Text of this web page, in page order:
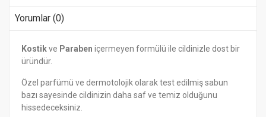
Yorumlar (0)
Kostikve Paraben içermeyen formülü ile cildinizle dost bir
üründür.
Özel parfümü ve dermotolojik olarak test edilmiş sabun
bazı sayesinde cildinizin daha saf ve temiz olduğunu
hissedeceksiniz.